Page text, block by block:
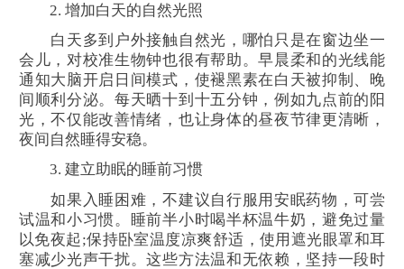
2. 增加白天的自然光照
白天多到户外接触自然光，哪怕只是在窗边坐一
会儿，对校准生物钟也很有帮助。早晨柔和的光线能
通知大脑开启日间模式，使褪黑素在白天被抑制、晚
间顺利分泌。每天晒十到十五分钟，例如九点前的阳
光，不仅能改善情绪，也让身体的昼夜节律更清晰，
夜间自然睡得安稳。
3. 建立助眠的睡前习惯
如果入睡困难，不建议自行服用安眠药物，可尝
试温和小习惯。睡前半小时喝半杯温牛奶，避免过量
以免夜起;保持卧室温度凉爽舒适，使用遮光眼罩和耳
塞减少光声干扰。这些方法温和无依赖，坚持一段时